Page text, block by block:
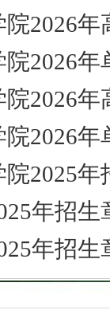
2026年
2026年
2026年
2026年
2025年
年招生
年招生